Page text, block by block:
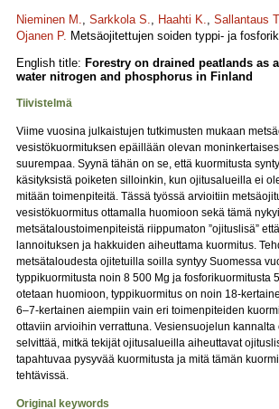
Nieminen M., Sarkkola S., Haahti K., Sallantaus
Ojanen P. Metsäojitettujen soiden typpi- ja
English title: Forestry on drained peatlands as
water nitrogen and phosphorus in Finland
Tiivistelmä
Viime vuosina julkaistujen tutkimusten mukaan
vesistökuormituksen epäillään olevan
suurempaa. Syynä tähän on se, että kuormitusta
käsityksistä poiketen silloinkin, kun ojitusalueilla ei
mitään toimenpiteitä. Tässä työssä arvioitiin
vesistökuormitus ottamalla huomioon sekä tämä
metsätaloustoimenpiteistä riippumaton ”ojituslisä”
lannoituksen ja hakkuiden aiheuttama kuormitus.
metsätaloudesta ojitetuilla soilla syntyy Suomessa
typpikuormitusta noin 8 500 Mg ja fosforikuormitusta
otetaan huomioon, typpikuormitus on noin 18-
6–7-kertainen aiempiin vain eri toimenpiteiden
ottaviin arvioihin verrattuna. Vesiensuojelun kannalta
selvittää, mitkä tekijät ojitusalueilla aiheuttavat
tapahtuvaa pysyvää kuormitusta ja mitä tämän
tehtävissä.
Original keywords